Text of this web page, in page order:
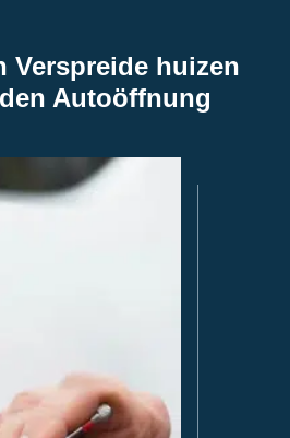
Verspreide huizen
Autoöffnung